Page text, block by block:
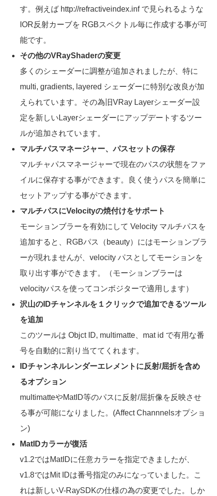
す。例えば http://refractiveindex.inf で見られるような
IOR反射カーブを RGBスペクトル毎に作成する事が可
能です。
その他のVRayShaderの変更
多くのシェーダーに調整が追加されましたが、特に
multi, gradients, layered シェーダーに特別な改良が加
えられています。その為旧VRay Layerシェーダー設
定を新しいLayerシェーダーにアップデートするツー
ルが追加されています。
マルチパスマネージャー、パスセットの保存
マルチャパスマネージャーで現在のパスの状態をファ
イルに保存する事ができます。良く使うパスを簡単に
セットアップする事ができます。
マルチパスにVelocityの焼付けをサポート
モーションブラーを有効にして Velocity マルチパスを
追加すると、RGBパス（beauty）にはモーションブラ
ーが現れませんが、velocity パスとしてモーションを
取り出す事ができます。（モーションブラーは
velocityパスを使ってコンボジターで適用します）
沢山のIDチャンネルを１クリックで追加できるツール
を追加
このツールは Objct ID, multimatte、mat id で有用な番
号を自動的に割り当ててくれます。
IDチャンネルレンダーエレメントに反射/屈折を含め
るオプション
multimatteやMatID等のパスに反射/屈折像を反映させ
る事が可能になりました。(Affect Channnelsオプショ
ン)
MatIDカラーが復活
v1.2ではMatIDに任意カラーを指定できましたが、
v1.8ではMit IDは番号指定のみになっていました。こ
れは新しいV-RaySDKの仕様の為の変更でした。しか